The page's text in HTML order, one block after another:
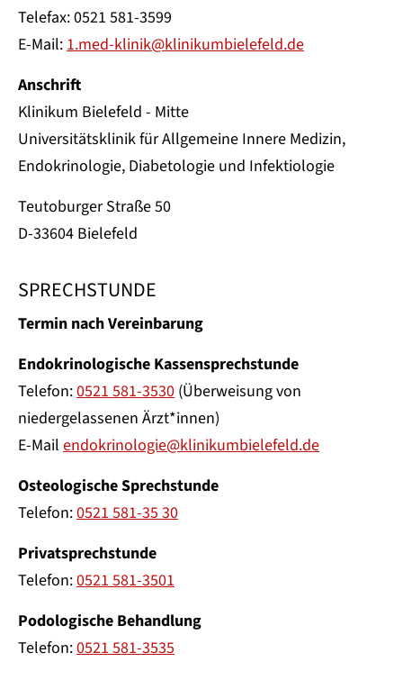
Telefax: 0521 581-3599
E-Mail:1.med-klinik@klinikumbielefeld.de
Anschrift
Klinikum Bielefeld - Mitte
Universitätsklinik für Allgemeine Innere Medizin,
Endokrinologie, Diabetologie und Infektiologie
Teutoburger Straße 50
D-33604 Bielefeld
SPRECHSTUNDE
Termin nach Vereinbarung
Endokrinologische Kassensprechstunde
Telefon:0521 581-3530 (Überweisung von
niedergelassenen Ärzt*innen)
E-Mail endokrinologie@klinikumbielefeld.de
Osteologische Sprechstunde
Telefon:0521 581-35 30
Privatsprechstunde
Telefon:0521 581-3501
Podologische Behandlung
Telefon:0521 581-3535